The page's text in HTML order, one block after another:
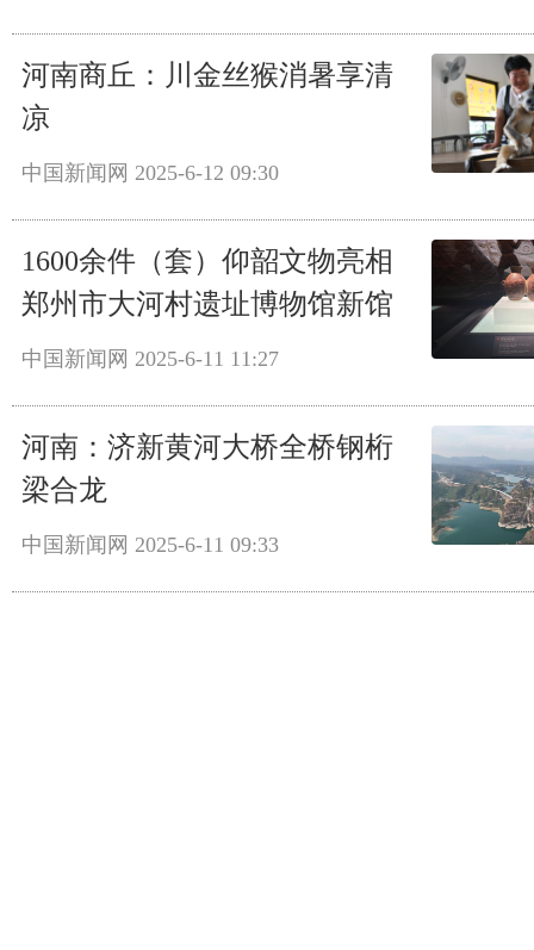
河南商丘：川金丝猴消暑享清
凉
中国新闻网 2025-6-12 09:30
1600余件（套）仰韶文物亮相
郑州市大河村遗址博物馆新馆
中国新闻网 2025-6-11 11:27
河南：济新黄河大桥全桥钢桁
梁合龙
中国新闻网 2025-6-11 09:33